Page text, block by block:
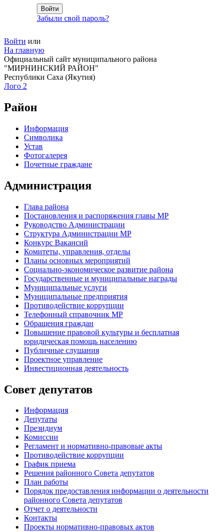
Забыли свой пароль?
Войти или
На главную
Официальный сайт муниципального района
"МИРНИНСКИЙ РАЙОН"
Республики Саха (Якутия)
Лого 2
Район
Информация
Символика
Устав
Фотогалерея
Почетные граждане
Администрация
Глава района
Постановления и распоряжения главы МР
Руководство Администрации
Структура Администрации МР
Конкурс Вакансий
Комитеты, управления, отделы
Планы основных мероприятий
Социально-экономическое развитие района
Государственные и муниципальные награды
Муниципальные услуги
Муниципальные предприятия
Противодействие коррупции
Телефонный справочник МР
Обращения граждан
Повышение правовой культуры и бесплатная
юридическая помощь населению
Публичные слушания
Проектное управление
Инвестиционная деятельность
Совет депутатов
Информация
Депутаты
Президиум
Комиссии
Регламент и нормативно-правовые акты
Противодействие коррупции
График приема
Решения районного Совета депутатов
План работы
Порядок предоставления информации о деятельности
районного Совета депутатов
Отчет о деятельности
Контакты
Проекты нормативно-правовых актов